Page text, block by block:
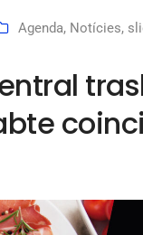
Agenda, Notícies,